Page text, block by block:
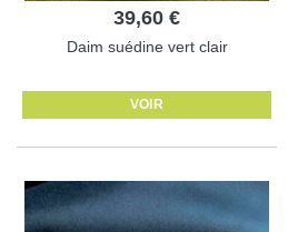
39,60 €
Daim suédine vert clair
VOIR